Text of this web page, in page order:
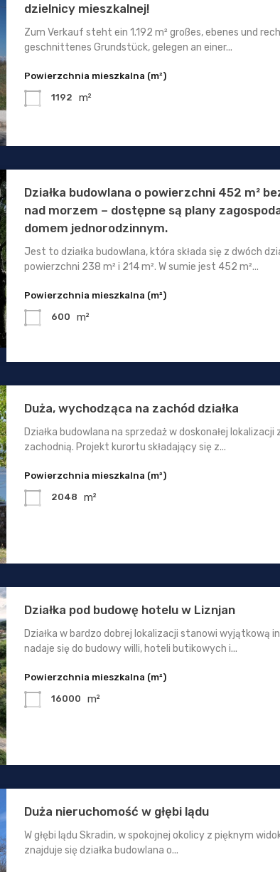
dzielnicy mieszkalnej!
Zum Verkauf steht ein 1.192 m² großes, ebenes und
geschnittenes Grundstück, gelegen an einer...
Powierzchnia mieszkalna (m²)
1192 m²
Działka budowlana o powierzchni 452 m²
nad morzem – dostępne są plany
domem jednorodzinnym.
Jest to działka budowlana, która składa się z dwóch
powierzchni 238 m² i 214 m². W sumie jest 452 m²...
Powierzchnia mieszkalna (m²)
600 m²
Duża, wychodząca na zachód działka
Działka budowlana na sprzedaż w doskonałej
zachodnią. Projekt kurortu składający się z...
Powierzchnia mieszkalna (m²)
2048 m²
Działka pod budowę hotelu w Liznjan
Działka w bardzo dobrej lokalizacji stanowi wyjątkową
nadaje się do budowy willi, hoteli butikowych i...
Powierzchnia mieszkalna (m²)
16000 m²
Duża nieruchomość w głębi lądu
W głębi lądu Skradin, w spokojnej okolicy z pięknym
znajduje się działka budowlana o...